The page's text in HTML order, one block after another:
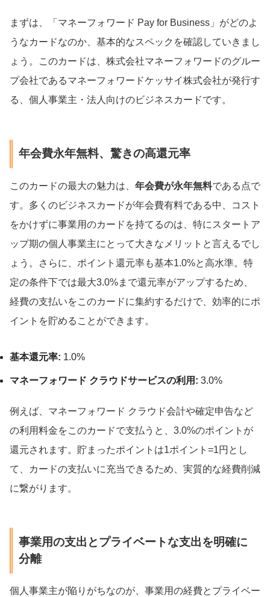
まずは、「マネーフォワード Pay for Business」がどのよ
うなカードなのか、基本的なスペックを確認していきまし
ょう。このカードは、株式会社マネーフォワードのグルー
プ会社であるマネーフォワードケッサイ株式会社が発行す
る、個人事業主・法人向けのビジネスカードです。
年会費永年無料、驚きの高還元率
このカードの最大の魅力は、 年会費が永年無料である点で
す。多くのビジネスカードが年会費有料である中、コスト
をかけずに事業用のカードを持てるのは、特にスタートア
ップ期の個人事業主にとって大きなメリットと言えるでし
ょう。さらに、ポイント還元率も基本1.0%と高水準。特
定の条件下では最大3.0%まで還元率がアップするため、
経費の支払いをこのカードに集約するだけで、効率的にポ
イントを貯めることができます。
基本還元率: 1.0%
マネーフォワード クラウドサービスの利用: 3.0%
例えば、マネーフォワード クラウド会計や確定申告など
の利用料金をこのカードで支払うと、3.0%のポイントが
還元されます。貯まったポイントは1ポイント=1円とし
て、カードの支払いに充当できるため、実質的な経費削減
に繋がります。
事業用の支出とプライベートな支出を明確に
分離
個人事業主が陥りがちなのが、事業用の経費とプライベー